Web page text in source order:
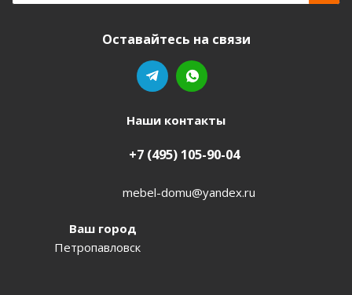
Оставайтесь на связи
Наши контакты
+7 (495) 105-90-04
mebel-domu@yandex.ru
Ваш город
Петропавловск